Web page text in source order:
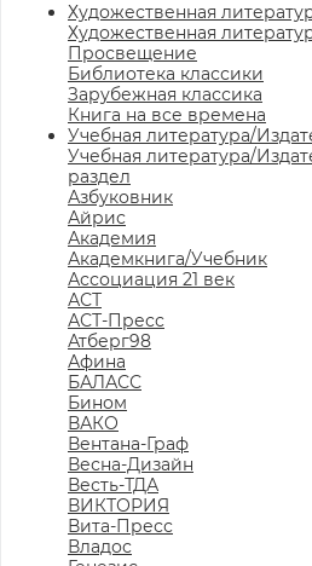
Художественная
Художественная
Просвещение
Библиотека классики
Зарубежная классика
Книга на все времена
Учебная литература/
Учебная литература/
раздел
Азбуковник
Айрис
Академия
Академкнига/Учебник
Ассоциация 21 век
АСТ
АСТ-Пресс
Атберг98
Афина
БАЛАСС
Бином
ВАКО
Вентана-Граф
Весна-Дизайн
Весть-ТДА
ВИКТОРИЯ
Вита-Пресс
Владос